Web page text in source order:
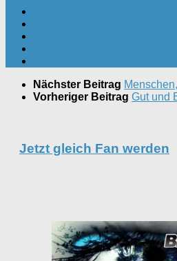
Nächster Beitrag
Vorheriger Beitrag Gut und
Jetzt gleich Fan werden